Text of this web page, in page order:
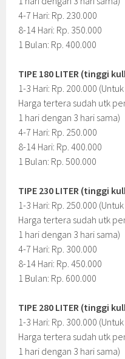
4-7 Hari: Rp. 230.000
8-14 Hari: Rp. 350.000
1 Bulan: Rp. 400.000
TIPE 180 LITER (tinggi
1-3 Hari: Rp. 200.000
Harga tertera sudah utk
1 hari dengan 3 hari sama)
4-7 Hari: Rp. 250.000
8-14 Hari: Rp. 400.000
1 Bulan: Rp. 500.000
TIPE 230 LITER (tinggi
1-3 Hari: Rp. 250.000
Harga tertera sudah utk
1 hari dengan 3 hari sama)
4-7 Hari: Rp. 300.000
8-14 Hari: Rp. 450.000
1 Bulan: Rp. 600.000
TIPE 280 LITER (tinggi
1-3 Hari: Rp. 300.000
Harga tertera sudah utk
1 hari dengan 3 hari sama)